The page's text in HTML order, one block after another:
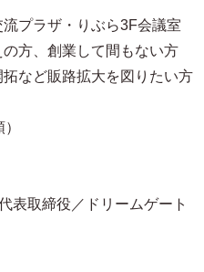
ラザ・りぶら3F会議室
、創業して間もない方
販路拡大を図りたい方
締役／ドリームゲート